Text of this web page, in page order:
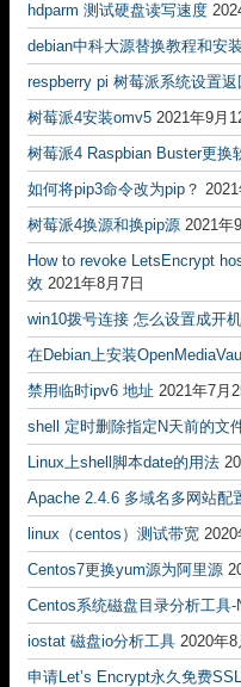
hdparm 测试硬盘读写速度
debian中科大源替换教程和安
respberry pi 树莓派系统设置
树莓派4安装omv5 2021年9月
树莓派4 Raspbian Buster更换
如何将pip3命令改为pip？
树莓派4换源和换pip源 2021年
How to revoke LetsEncrypt
效 2021年8月7日
win10拨号连接 怎么设置成开
在Debian上安装
禁用临时ipv6 地址 2021年7月
shell 定时删除指定N天前的文
Linux上shell脚本date的用法
Apache 2.4.6 多域名多网站配
linux（centos）测试带宽 2020
Centos7更换yum源为阿里源
Centos系统磁盘目录分析工具-
iostat 磁盘io分析工具 2020年8
申请Let’s Encrypt永久免费